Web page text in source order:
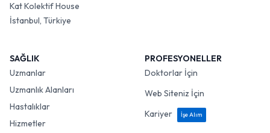
Kat Kolektif House
İstanbul, Türkiye
SAĞLIK
Uzmanlar
Uzmanlık Alanları
Hastalıklar
Hizmetler
PROFESYONELLER
Doktorlar İçin
Web Siteniz İçin
Kariyer
İşe Alım